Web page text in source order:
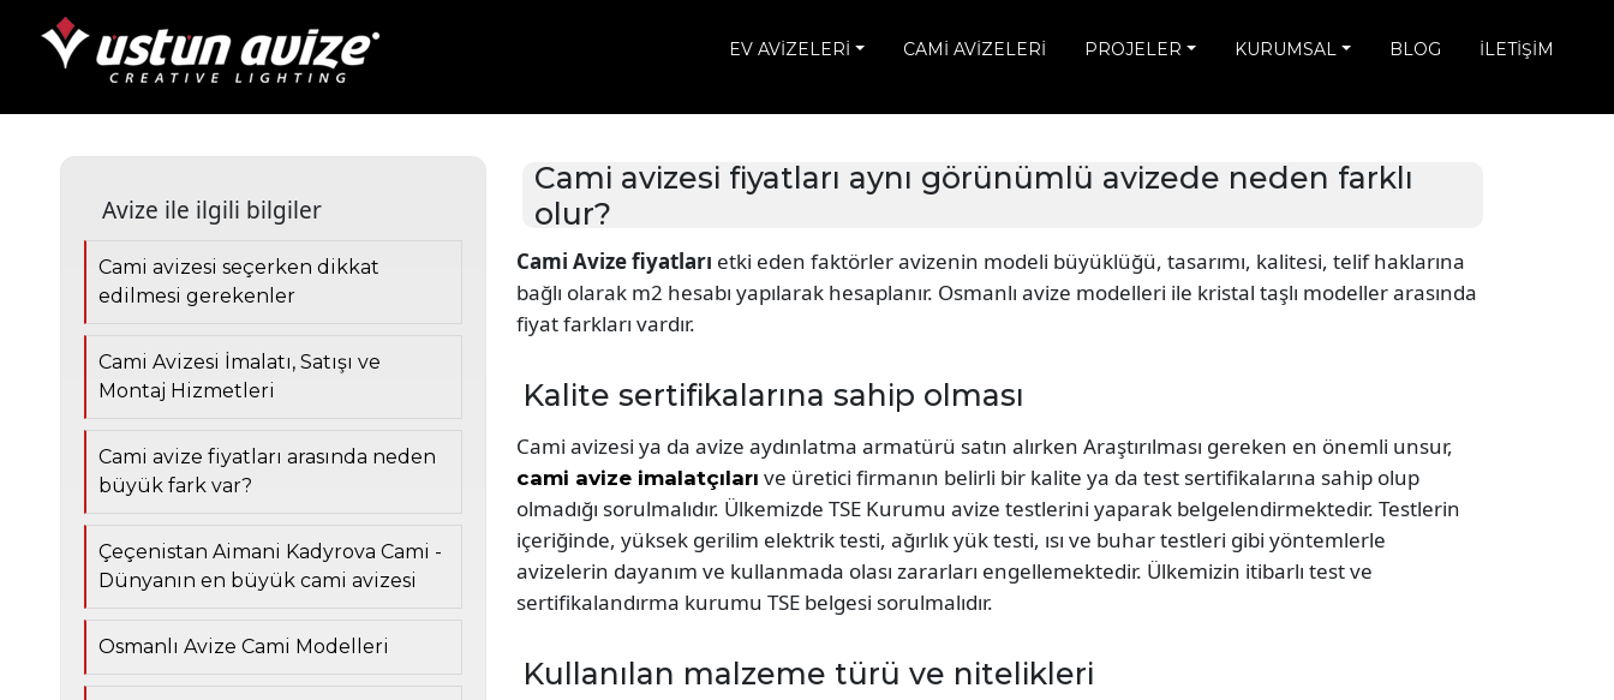
EV AVİZELERİ CAMİ AVİZELERİ PROJELER KURUMSAL BLOG İLETİŞİM
Avize ile ilgili bilgiler
Cami avizesi seçerken dikkat
edilmesi gerekenler
Cami Avizesi İmalatı, Satışı ve
Montaj Hizmetleri
Cami avize fiyatları arasında neden
büyük fark var?
Çeçenistan Aimani Kadyrova Cami -
Dünyanın en büyük cami avizesi
Osmanlı Avize Cami Modelleri
Cami avizesi fiyatları aynı görünümlü avizede neden farklı
olur?
Cami Avize fiyatları etki eden faktörler avizenin modeli büyüklüğü, tasarımı, kalitesi, telif haklarına
bağlı olarak m2 hesabı yapılarak hesaplanır. Osmanlı avize modelleri ile kristal taşlı modeller arasında
fiyat farkları vardır.
Kalite sertifikalarına sahip olması
Cami avizesi ya da avize aydınlatma armatürü satın alırken Araştırılması gereken en önemli unsur,
cami avize imalatçıları ve üretici firmanın belirli bir kalite ya da test sertifikalarına sahip olup
olmadığı sorulmalıdır. Ülkemizde TSE Kurumu avize testlerini yaparak belgelendirmektedir. Testlerin
içeriğinde, yüksek gerilim elektrik testi, ağırlık yük testi, ısı ve buhar testleri gibi yöntemlerle
avizelerin dayanım ve kullanmada olası zararları engellemektedir. Ülkemizin itibarlı test ve
sertifikalandırma kurumu TSE belgesi sorulmalıdır.
Kullanılan malzeme türü ve nitelikleri